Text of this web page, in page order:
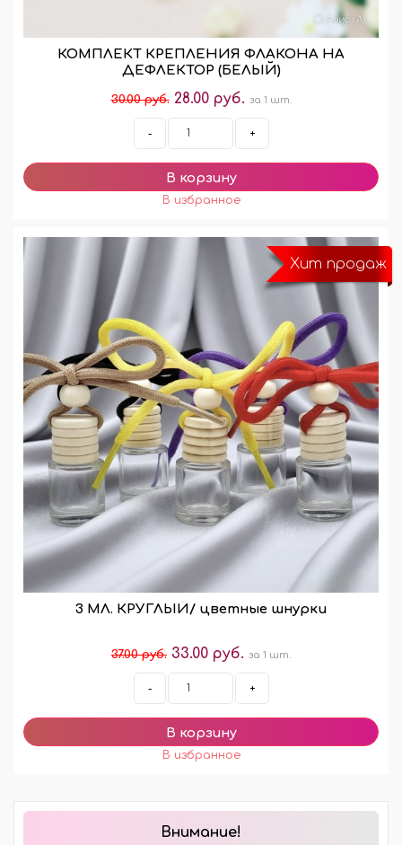
КОМПЛЕКТ КРЕПЛЕНИЯ ФЛАКОНА НА
ДЕФЛЕКТОР (БЕЛЫЙ)
30.00 руб. 28.00 руб. за 1 шт.
- +
Хит продаж
3 МЛ. КРУГЛЫЙ/ цветные шнурки
37.00 руб. 33.00 руб. за 1 шт.
- +
Внимание!